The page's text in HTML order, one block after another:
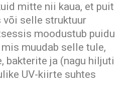
mitte nii kaua, et puit
või selle struktuur
moodustub puidu
muudab selle tule,
bakterite ja (nagu hiljuti
UV-kiirte suhtes